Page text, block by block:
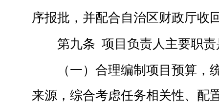
序报批，并配合自治区财政厅收
第九条 项目负责人主要职责
（一）合理编制项目预算，
来源，综合考虑任务相关性、配